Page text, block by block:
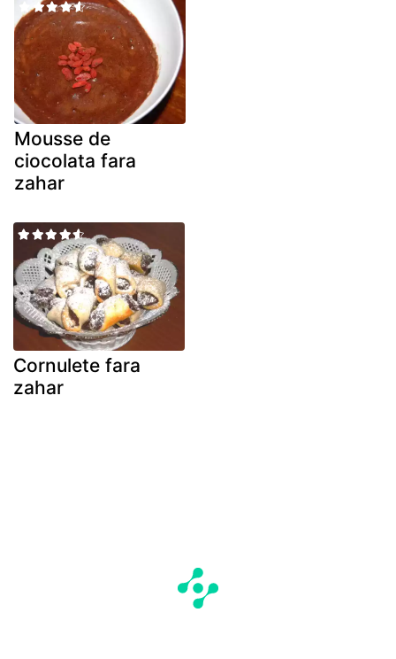
Mousse de
ciocolata fara
zahar
Cornulete fara
zahar